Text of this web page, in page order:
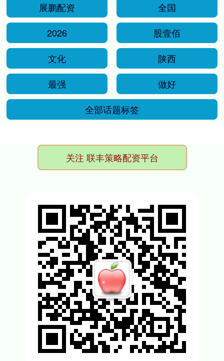
展鹏配资
全国
2026
股壹佰
文化
陕西
最强
做好
全部话题标签
关注 联丰策略配资平台